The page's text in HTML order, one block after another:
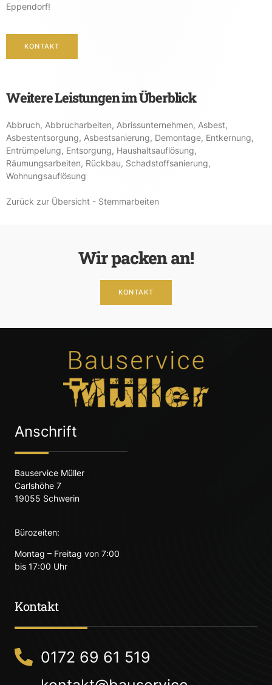
Eppendorf!
KONTAKT
Weitere Leistungen im Überblick
Abbruch, Abbrucharbeiten, Abrissunternehmen, Asbest,
Asbestentsorgung, Asbestsanierung, Demontage, Entkernung,
Entrümpelung, Entsorgung, Haushaltsauflösung,
Räumungsarbeiten, Rückbau, Schadstoffsanierung,
Wohnungsauflösung
Zurück zur Übersicht - Stemmarbeiten
Wir packen an!
KONTAKT
Anschrift
Bauservice Müller
Carlshöhe 7
19055 Schwerin
Bürozeiten:
Montag – Freitag von 7:00
bis 17:00 Uhr
Kontakt
0172 69 61 519